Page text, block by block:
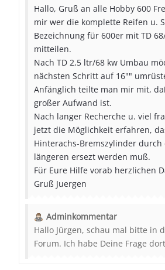
Hallo, Gruß an alle Hobby 600
mir wer die komplette Reifen u.
Bezeichnung für 600er mit TD
mitteilen.
Nach TD 2,5 ltr/68 kw Umbau
nächsten Schritt auf 16""
Anfänglich teilte man mir mit,
großer Aufwand ist.
Nach langer Recherche u. viel
jetzt die Möglichkeit erfahren,
Hinterachs-Bremszylinder durch
längeren ersezt werden muß.
Für Eure Hilfe vorab herzlichen
Gruß Juergen
Adminkommentar
Hallo Jürgen, schau mal bitte in
Forum. Ich habe Deine Frage